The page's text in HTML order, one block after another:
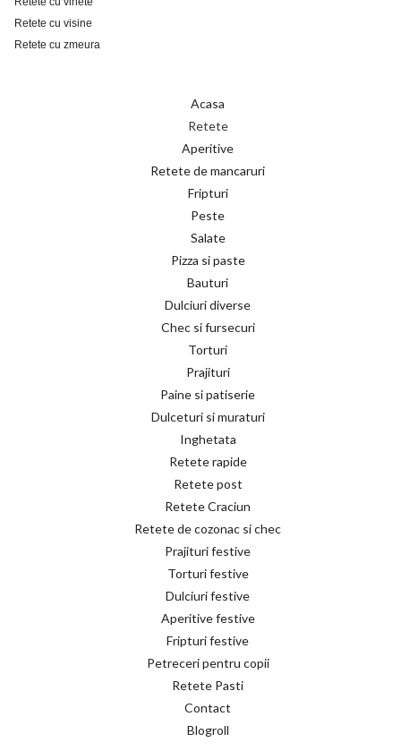
Retete cu visine
Retete cu zmeura
Acasa
Retete
Aperitive
Retete de mancaruri
Fripturi
Peste
Salate
Pizza si paste
Bauturi
Dulciuri diverse
Chec si fursecuri
Torturi
Prajituri
Paine si patiserie
Dulceturi si muraturi
Inghetata
Retete rapide
Retete post
Retete Craciun
Retete de cozonac si chec
Prajituri festive
Torturi festive
Dulciuri festive
Aperitive festive
Fripturi festive
Petreceri pentru copii
Retete Pasti
Contact
Blogroll